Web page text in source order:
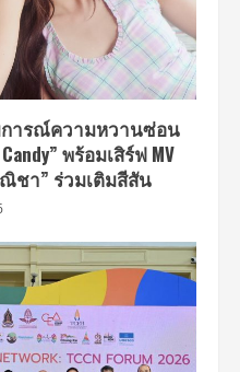
การณ์ความหวานซ่อน
พร้อมเสิร์ฟ MV
ณิชา” ร่วมเติมสีสัน